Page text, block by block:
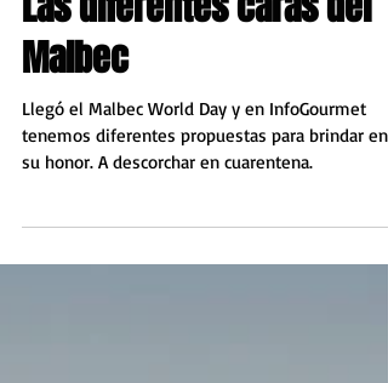
Las diferentes caras del
Malbec
Llegó el Malbec World Day y en InfoGourmet
tenemos diferentes propuestas para brindar en